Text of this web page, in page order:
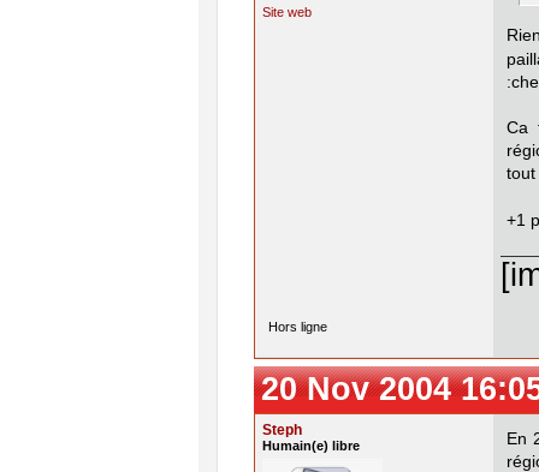
Site web
Ca
tout
+1
Hors ligne
20 Nov 2004
Steph
Humain(e) libre
En